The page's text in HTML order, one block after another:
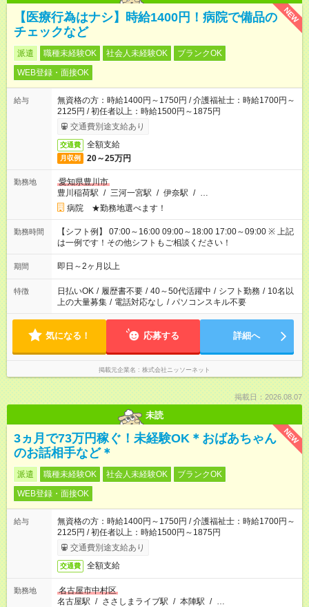
NEW
【医療行為はナシ】時給1400円！病院で備品の
チェックなど
派遣 職種未経験OK 社会人未経験OK
ブランクOK
WEB登録・面接OK
給与
無資格の方：時給1400円～1750円 / 介護福祉士：時給1700円～
2125円 / 初任者以上：時給1500円～1875円
交通費別途支給あり
交通費 全額支給
月収例 20～25万円
勤務地
愛知県豊川市
豊川稲荷駅 / 三河一宮駅 / 伊奈駅 / …
病院 ★勤務地選べます！
勤務時間
【シフト例】 07:00～16:00 09:00～18:00 17:00～09:00 ※ 上記
は一例です！その他シフトもご相談ください！
期間 即日～2ヶ月以上
特徴 日払いOK / 履歴書不要 / 40～50代活躍中 / シフト勤務 / 10名以
上の大量募集 / 電話対応なし / パソコンスキル不要
気になる！ 応募する 詳細へ
掲載元企業名 株式会社ニッソーネット
掲載日：2026.08.07
未読
NEW
3ヵ月で73万円稼ぐ！未経験OK＊おばあちゃん
のお話相手など＊
派遣 職種未経験OK 社会人未経験OK
ブランクOK
WEB登録・面接OK
給与
無資格の方：時給1400円～1750円 / 介護福祉士：時給1700円～
2125円 / 初任者以上：時給1500円～1875円
交通費別途支給あり
交通費 全額支給
勤務地
名古屋市中村区
名古屋駅 / ささしまライブ駅 / 本陣駅 / …